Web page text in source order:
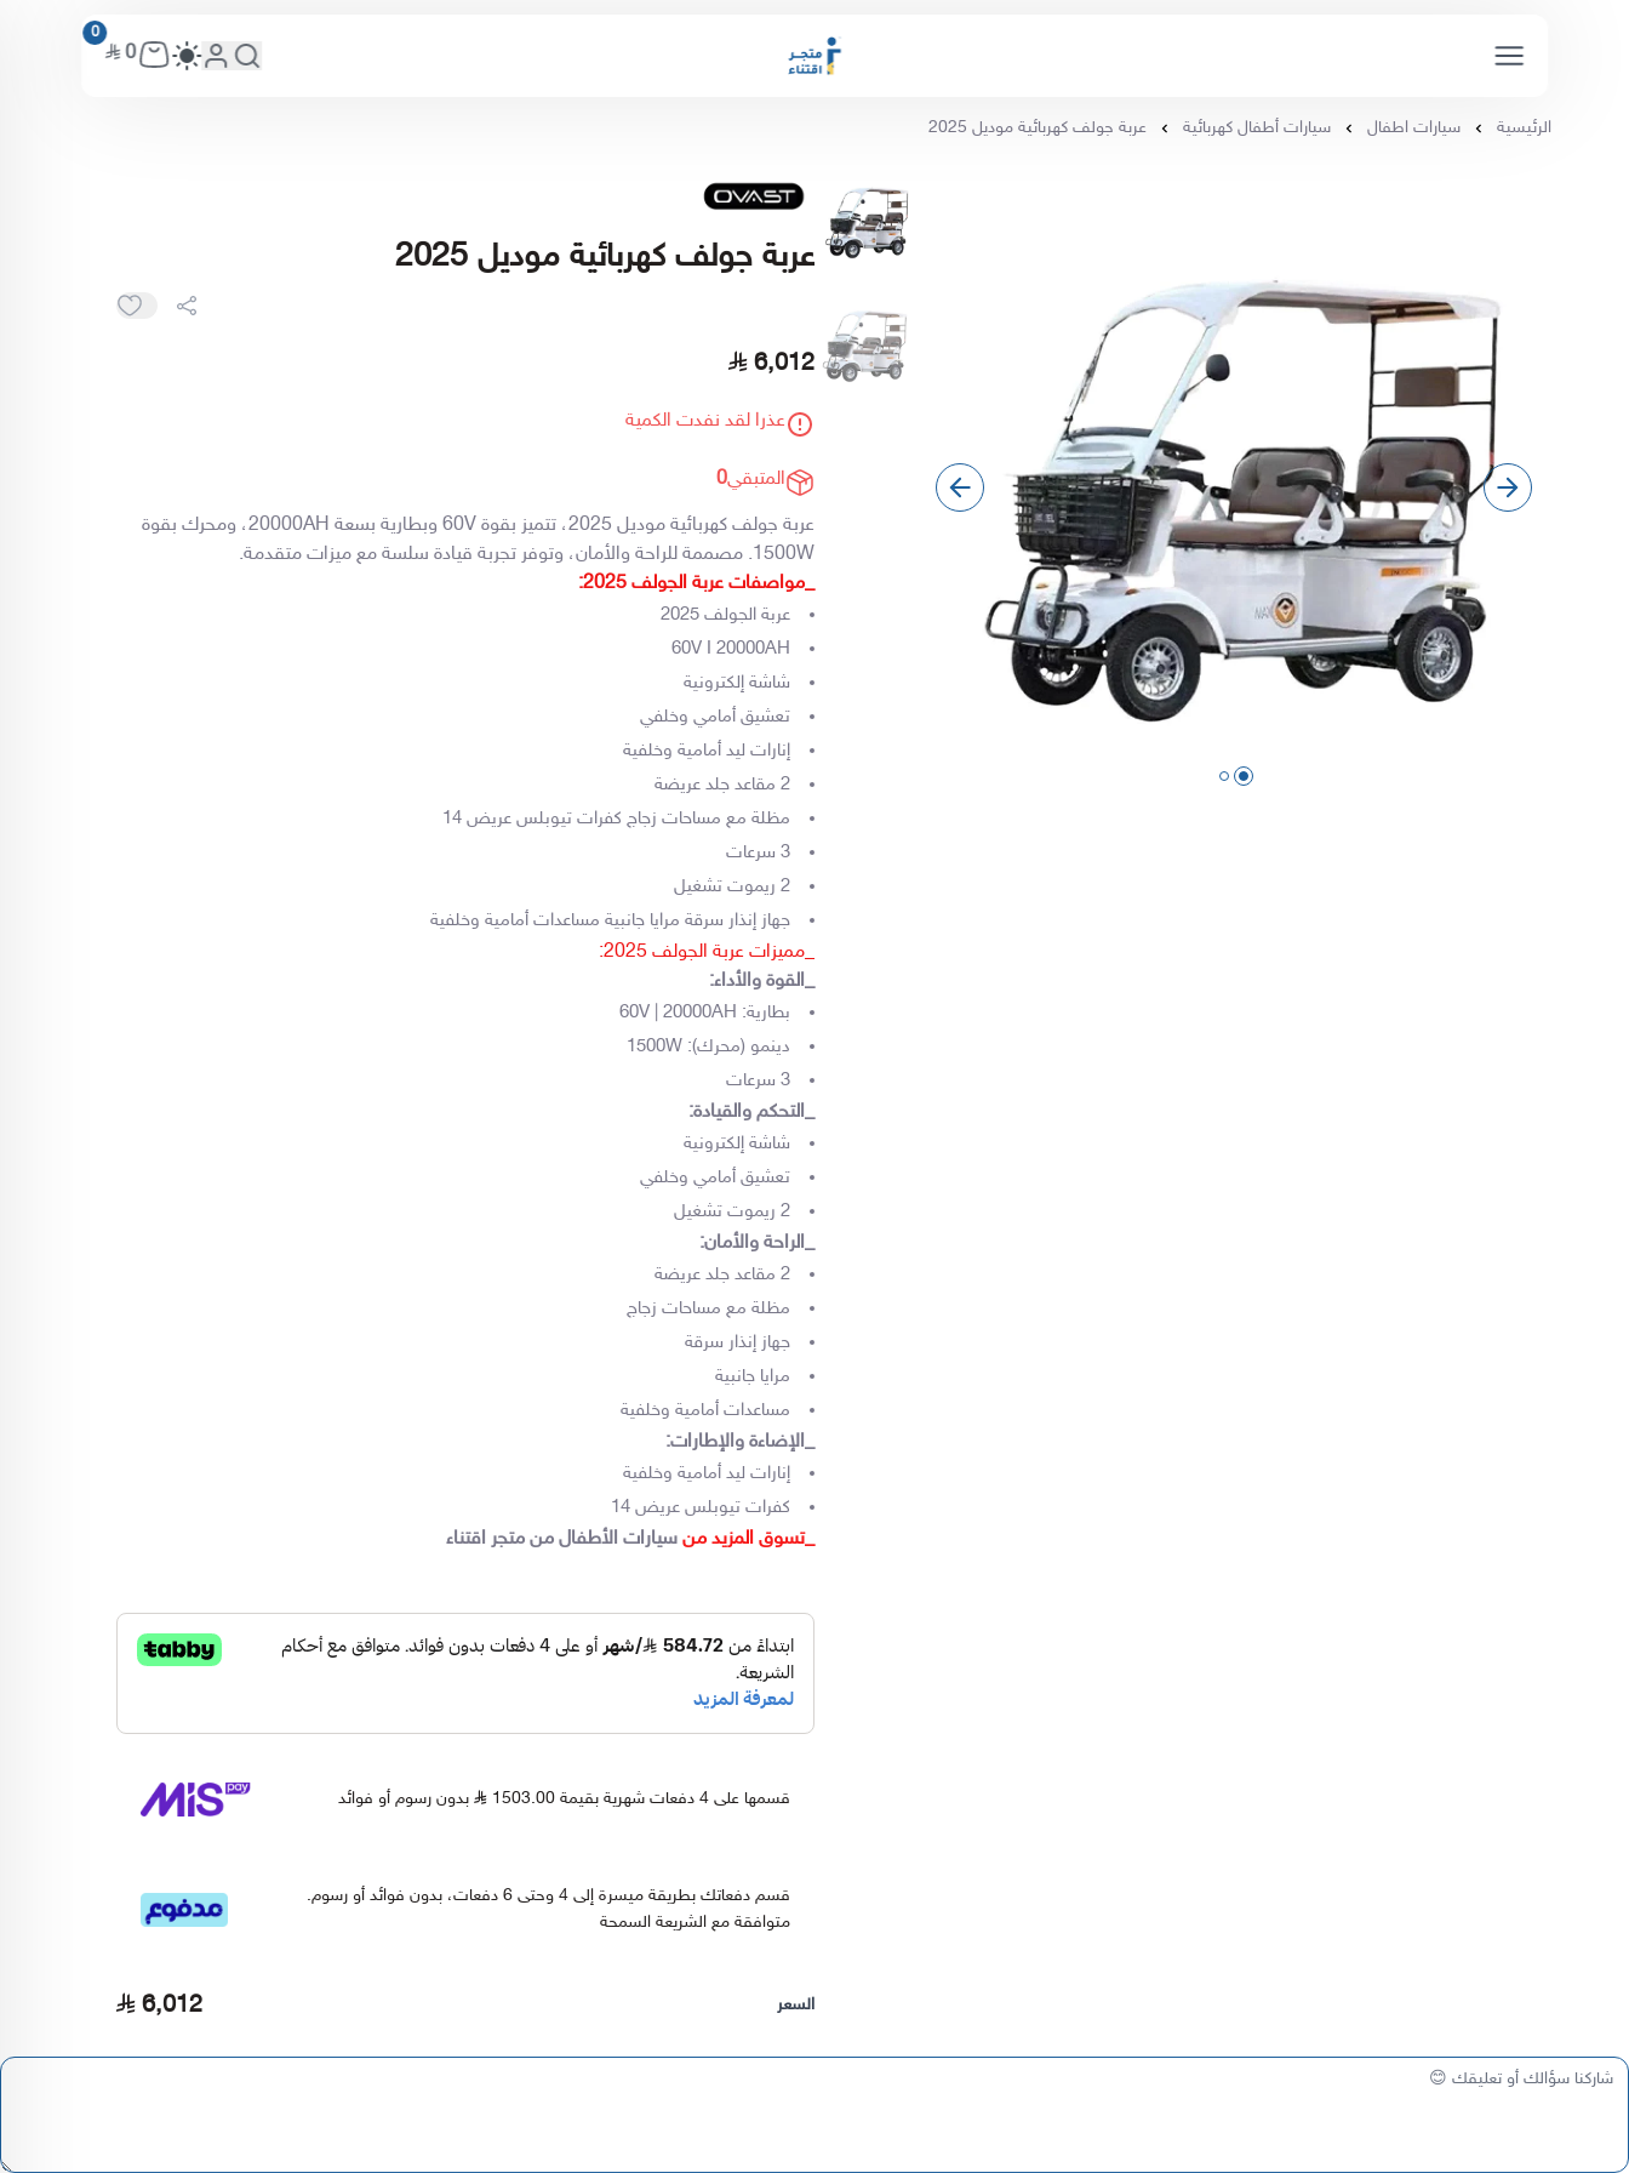
0
0
الرئيسية سيارات اطفال سيارات أطفال كهربائية عربة جولف كهربائية موديل 2025
عربة جولف كهربائية موديل 2025
6,012
عذرا لقد نفدت الكمية
المتبقي0
عربة جولف كهربائية موديل 2025، تتميز بقوة 60V وبطارية بسعة 20000AH، ومحرك بقوة
1500W. مصممة للراحة والأمان، وتوفر تجربة قيادة سلسة مع ميزات متقدمة.
_مواصفات عربة الجولف 2025:
عربة الجولف 2025
60V I 20000AH
شاشة إلكترونية
تعشيق أمامي وخلفي
إنارات ليد أمامية وخلفية
2 مقاعد جلد عريضة
مظلة مع مساحات زجاج كفرات تيوبلس عريض 14
3 سرعات
2 ريموت تشغيل
جهاز إنذار سرقة مرايا جانبية مساعدات أمامية وخلفية
_مميزات عربة الجولف 2025:
_القوة والأداء:
بطارية: 60V | 20000AH
دينمو (محرك): 1500W
3 سرعات
_التحكم والقيادة:
شاشة إلكترونية
تعشيق أمامي وخلفي
2 ريموت تشغيل
_الراحة والأمان:
2 مقاعد جلد عريضة
مظلة مع مساحات زجاج
جهاز إنذار سرقة
مرايا جانبية
مساعدات أمامية وخلفية
_الإضاءة والإطارات:
إنارات ليد أمامية وخلفية
كفرات تيوبلس عريض 14
_تسوق المزيد من سيارات الأطفال من متجر اقتناء
قسمها على 4 دفعات شهرية بقيمة 1503.00 بدون رسوم أو فوائد
قسم دفعاتك بطريقة ميسرة إلى 4 وحتى 6 دفعات، بدون فوائد أو رسوم.
متوافقة مع الشريعة السمحة
السعر 6,012